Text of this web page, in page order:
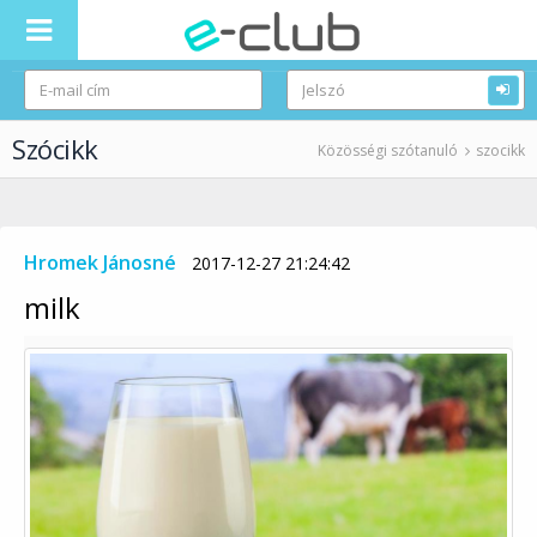
Szócikk Közösségi szótanuló szocikk
Hromek Jánosné 2017-12-27 21:24:42
milk